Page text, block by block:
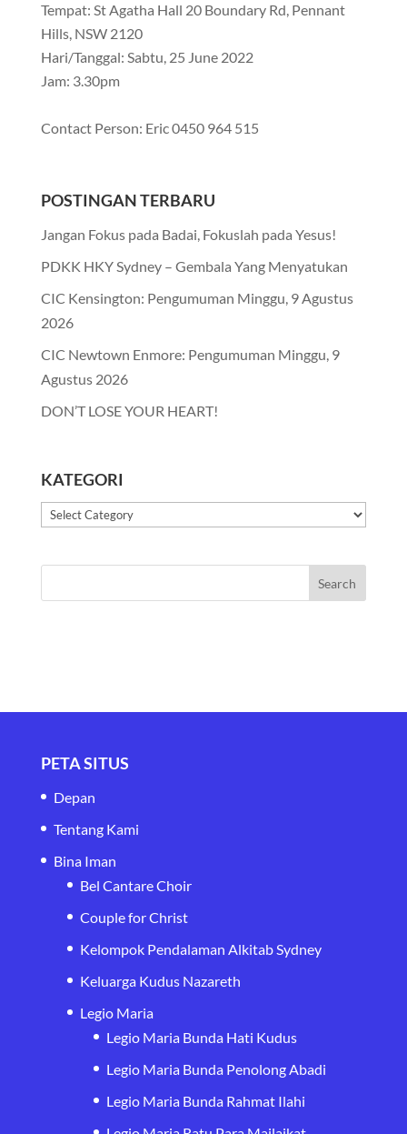
Tempat: St Agatha Hall 20 Boundary Rd, Pennant
Hills, NSW 2120
Hari/Tanggal: Sabtu, 25 June 2022
Jam: 3.30pm
Contact Person: Eric 0450 964 515
POSTINGAN TERBARU
Jangan Fokus pada Badai, Fokuslah pada Yesus!
PDKK HKY Sydney – Gembala Yang Menyatukan
CIC Kensington: Pengumuman Minggu, 9 Agustus
2026
CIC Newtown Enmore: Pengumuman Minggu, 9
Agustus 2026
DON’T LOSE YOUR HEART!
KATEGORI
Kategori
PETA SITUS
Depan
Tentang Kami
Bina Iman
Bel Cantare Choir
Couple for Christ
Kelompok Pendalaman Alkitab Sydney
Keluarga Kudus Nazareth
Legio Maria
Legio Maria Bunda Hati Kudus
Legio Maria Bunda Penolong Abadi
Legio Maria Bunda Rahmat Ilahi